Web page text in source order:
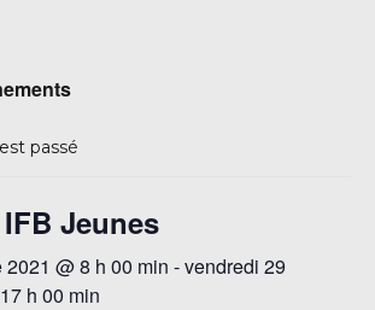
passé
Jeunes
@ 8 h 00 min -vendredi 29
h 00 min